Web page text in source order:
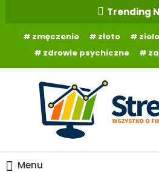
Content
Trending
zmęczenie złoto
zdrowie psychiczne
StrefaPLN.pl
Menu